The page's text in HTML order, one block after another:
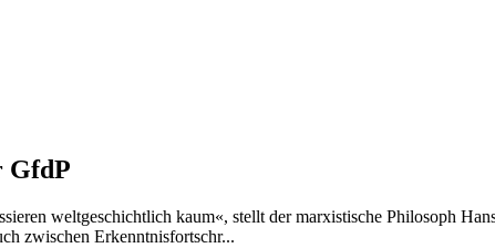
GfdP
weltgeschichtlich kaum«, stellt der marxistische Philosoph
zwischen Erkenntnisfortschr...